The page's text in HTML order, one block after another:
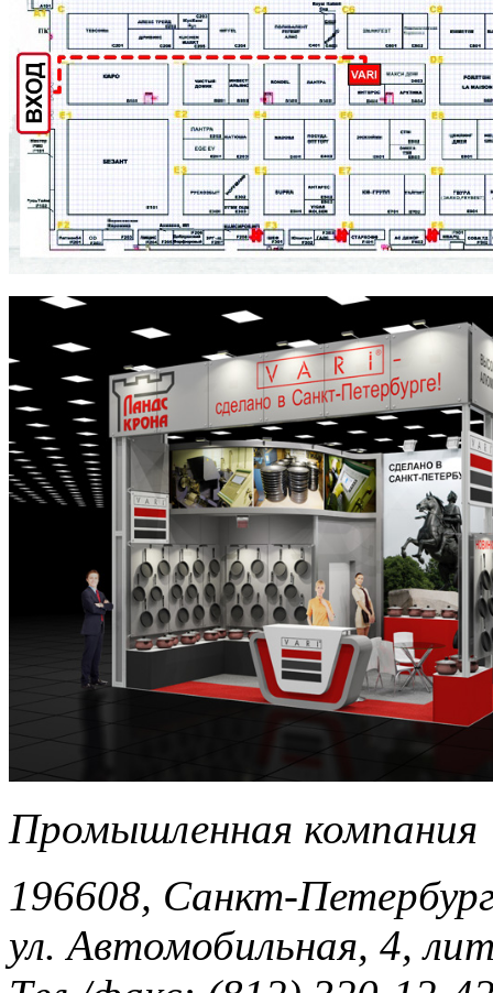
Промышленная компания
196608, Санкт-
ул. Автомобильная, 4,